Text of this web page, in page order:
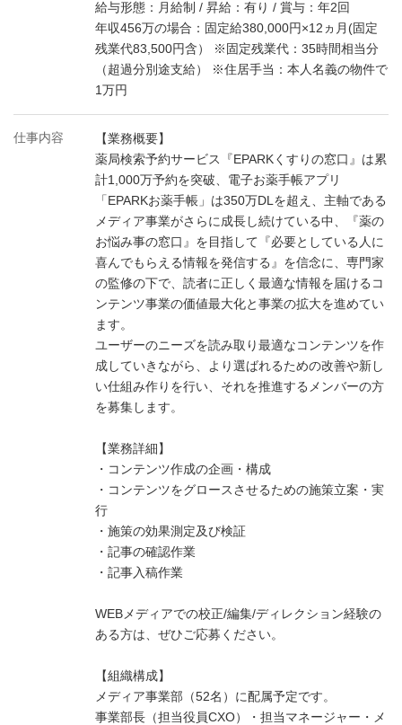
給与形態：月給制 / 昇給：有り / 賞与：年2回
年収456万の場合：固定給380,000円×12ヵ月(固定
残業代83,500円含） ※固定残業代：35時間相当分
（超過分別途支給） ※住居手当：本人名義の物件で
1万円
仕事内容
【業務概要】
薬局検索予約サービス『EPARKくすりの窓口』は累
計1,000万予約を突破、電子お薬手帳アプリ
「EPARKお薬手帳」は350万DLを超え、主軸である
メディア事業がさらに成長し続けている中、『薬の
お悩み事の窓口』を目指して『必要としている人に
喜んでもらえる情報を発信する』を信念に、専門家
の監修の下で、読者に正しく最適な情報を届けるコ
ンテンツ事業の価値最大化と事業の拡大を進めてい
ます。
ユーザーのニーズを読み取り最適なコンテンツを作
成していきながら、より選ばれるための改善や新し
い仕組み作りを行い、それを推進するメンバーの方
を募集します。
【業務詳細】
・コンテンツ作成の企画・構成
・コンテンツをグロースさせるための施策立案・実
行
・施策の効果測定及び検証
・記事の確認作業
・記事入稿作業
WEBメディアでの校正/編集/ディレクション経験の
ある方は、ぜひご応募ください。
【組織構成】
メディア事業部（52名）に配属予定です。
事業部長（担当役員CXO）・担当マネージャー・メ